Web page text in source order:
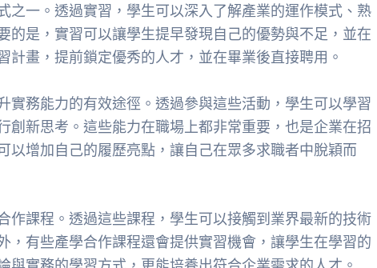
之一。透過實習，學生可以深入了解產業的運作模式、熟
的是，實習可以讓學生提早發現自己的優勢與不足，並在
計畫，提前鎖定優秀的人才，並在畢業後直接聘用。
實務能力的有效途徑。透過參與這些活動，學生可以學習
創新思考。這些能力在職場上都非常重要，也是企業在招
以增加自己的履歷亮點，讓自己在眾多求職者中脫穎而
作課程。透過這些課程，學生可以接觸到業界最新的技術
，有些產學合作課程還會提供實習機會，讓學生在學習的